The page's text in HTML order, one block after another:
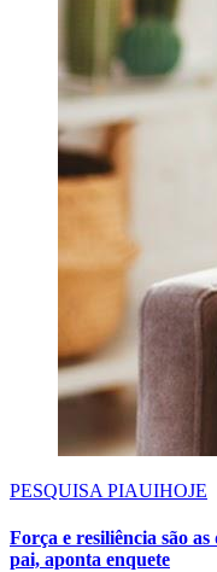
PESQUISA PIAUIHOJE
Força e resiliência são
pai, aponta enquete